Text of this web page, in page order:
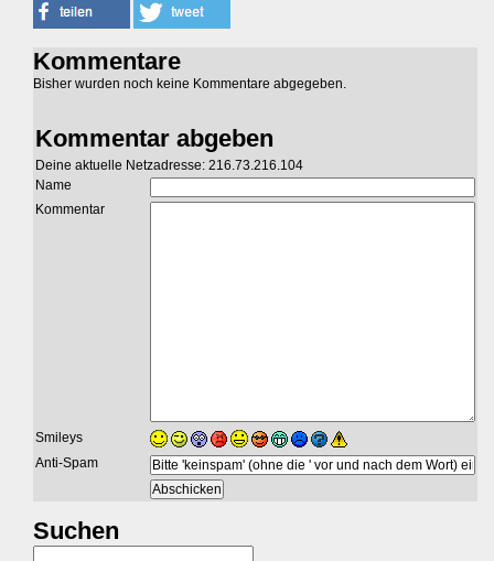
Kommentare
Bisher wurden noch keine Kommentare abgegeben.
Kommentar abgeben
Deine aktuelle Netzadresse: 216.73.216.104
Name
Kommentar
Smileys
Anti-Spam
Suchen